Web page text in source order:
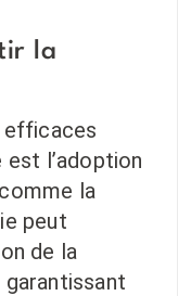
la
efficaces
l’adoption
la
peut
de la
garantissant